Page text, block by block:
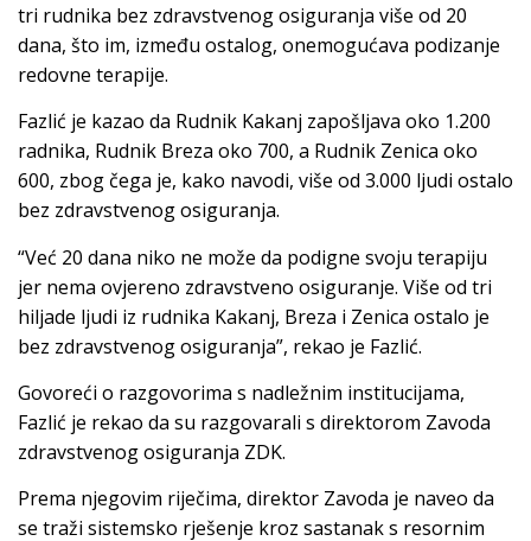
tri rudnika bez zdravstvenog osiguranja više od 20
dana, što im, između ostalog, onemogućava podizanje
redovne terapije.
Fazlić je kazao da Rudnik Kakanj zapošljava oko 1.200
radnika, Rudnik Breza oko 700, a Rudnik Zenica oko
600, zbog čega je, kako navodi, više od 3.000 ljudi ostalo
bez zdravstvenog osiguranja.
“Već 20 dana niko ne može da podigne svoju terapiju
jer nema ovjereno zdravstveno osiguranje. Više od tri
hiljade ljudi iz rudnika Kakanj, Breza i Zenica ostalo je
bez zdravstvenog osiguranja”, rekao je Fazlić.
Govoreći o razgovorima s nadležnim institucijama,
Fazlić je rekao da su razgovarali s direktorom Zavoda
zdravstvenog osiguranja ZDK.
Prema njegovim riječima, direktor Zavoda je naveo da
se traži sistemsko rješenje kroz sastanak s resornim